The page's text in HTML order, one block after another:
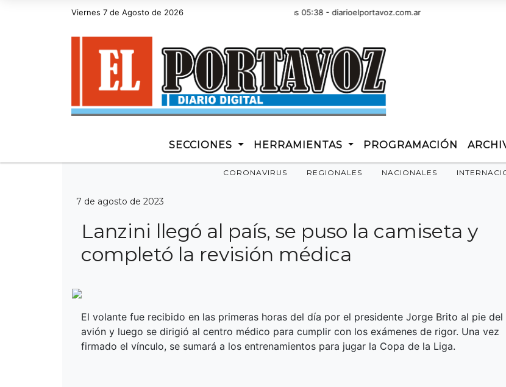
Viernes 7 de Agosto de 2026
Hoy es Viernes 7 de Agosto de 2026 y son las 05:38 - diarioelportavoz.com.ar
SECCIONES HERRAMIENTAS PROGRAMACIÓN
CORONAVIRUS REGIONALES NACIONALES
7 de agosto de 2023
Lanzini llegó al país, se puso la camiseta y
completó la revisión médica
El volante fue recibido en las primeras horas del día por el presidente Jorge Brito al pie del
avión y luego se dirigió al centro médico para cumplir con los exámenes de rigor. Una vez
firmado el vínculo, se sumará a los entrenamientos para jugar la Copa de la Liga.